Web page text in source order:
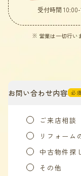
受付時間
※ 営業は一切行い
お問い合わせ内容 必須
ご来店相談
リフォーム
中古物件探
その他